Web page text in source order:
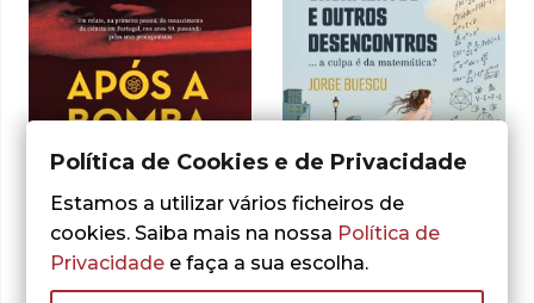
- 10% - 10%
Política de Cookies e de Privacidade
Estamos a utilizar vários ficheiros de
cookies. Saiba mais na nossa Política de
Privacidade e faça a sua escolha.